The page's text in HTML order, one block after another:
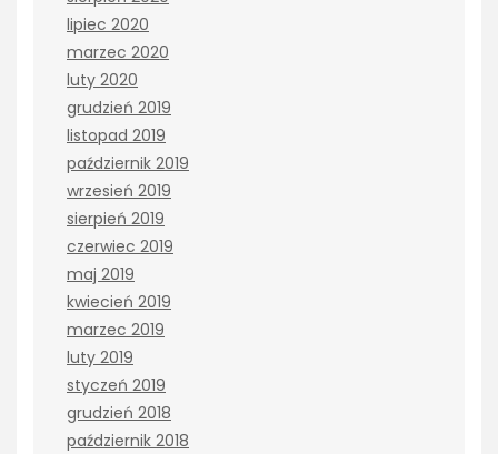
lipiec 2020
marzec 2020
luty 2020
grudzień 2019
listopad 2019
październik 2019
wrzesień 2019
sierpień 2019
czerwiec 2019
maj 2019
kwiecień 2019
marzec 2019
luty 2019
styczeń 2019
grudzień 2018
październik 2018